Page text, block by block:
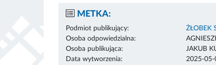
METKA:
Podmiot publikujący:
ŻŁOBEK
Osoba odpowiedzialna:
Osoba publikująca:
JAKUB
Data wytworzenia:
2025-05-